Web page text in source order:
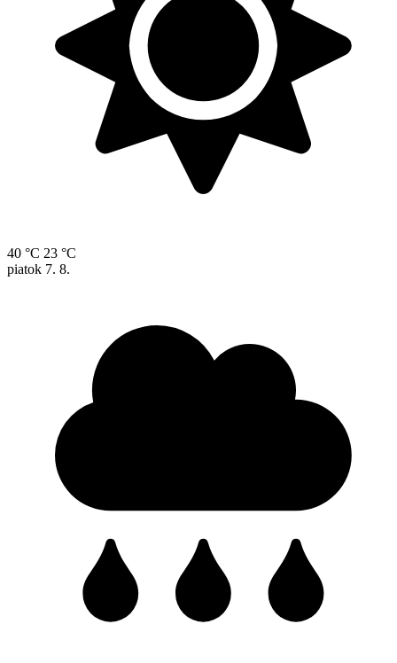
40 °C 23 °C
piatok 7. 8.